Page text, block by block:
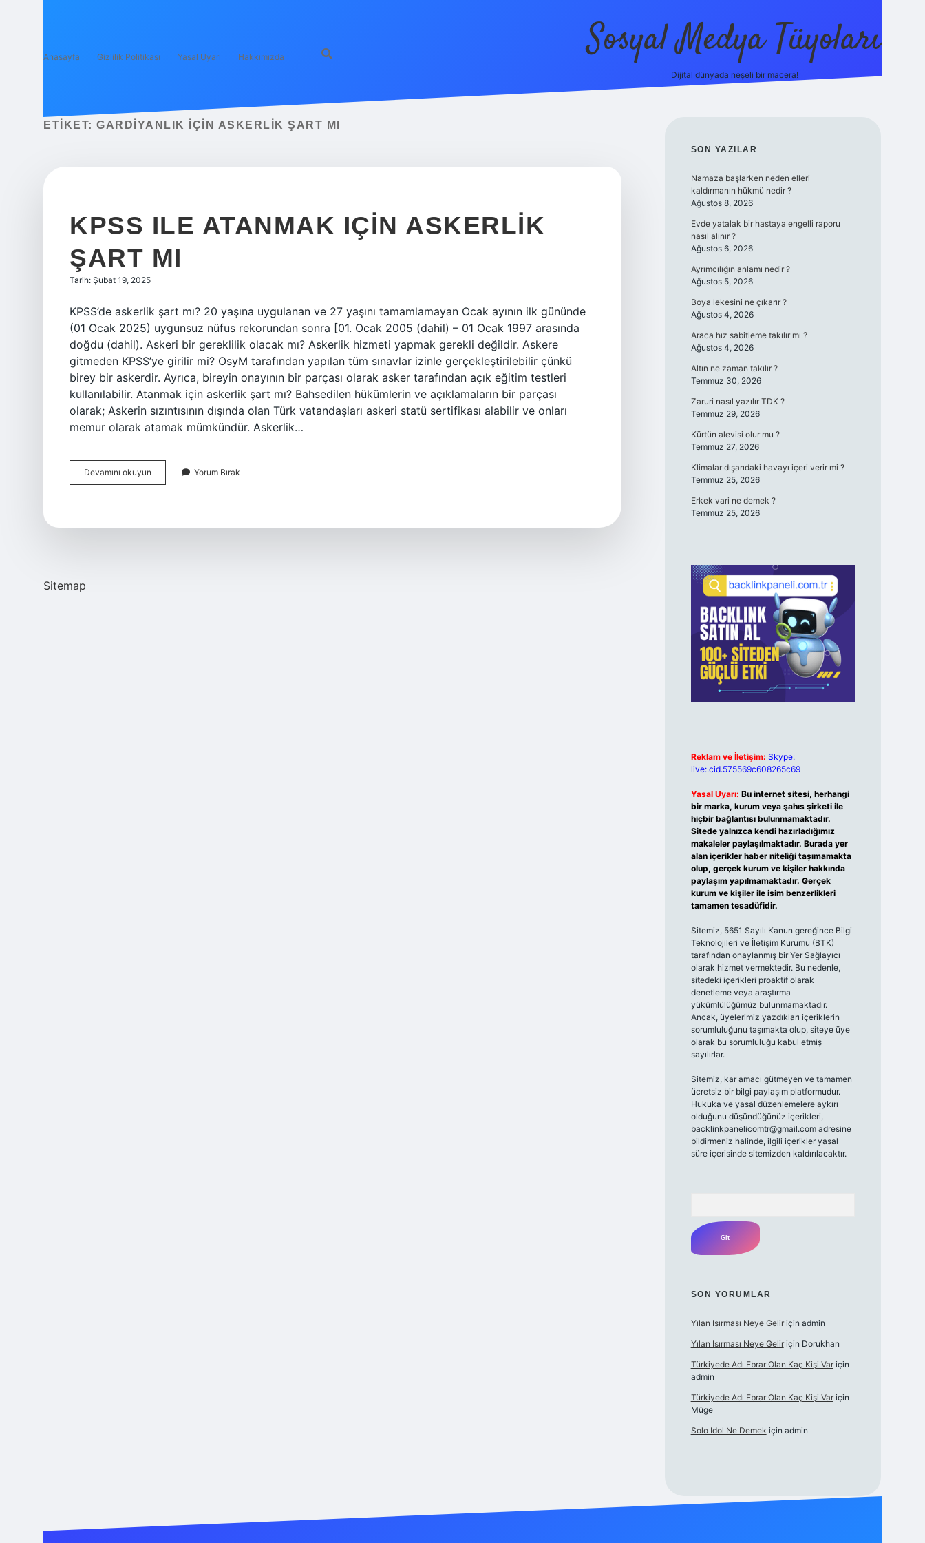
Anasayfa Gizlilik Politikası Yasal Uyarı Hakkımızda Sosyal Medya Tüyoları
Dijital dünyada neşeli bir macera!
ETIKET: GARDIYANLIK IÇIN ASKERLIK ŞART MI
KPSS ILE ATANMAK IÇIN ASKERLIK
ŞART MI
Tarih: Şubat 19, 2025
KPSS’de askerlik şart mı? 20 yaşına uygulanan ve 27 yaşını tamamlamayan Ocak ayının ilk gününde
(01 Ocak 2025) uygunsuz nüfus rekorundan sonra [01. Ocak 2005 (dahil) – 01 Ocak 1997 arasında
doğdu (dahil). Askeri bir gereklilik olacak mı? Askerlik hizmeti yapmak gerekli değildir. Askere
gitmeden KPSS’ye girilir mi? OsyM tarafından yapılan tüm sınavlar izinle gerçekleştirilebilir çünkü
birey bir askerdir. Ayrıca, bireyin onayının bir parçası olarak asker tarafından açık eğitim testleri
kullanılabilir. Atanmak için askerlik şart mı? Bahsedilen hükümlerin ve açıklamaların bir parçası
olarak; Askerin sızıntısının dışında olan Türk vatandaşları askeri statü sertifikası alabilir ve onları
memur olarak atamak mümkündür. Askerlik…
Devamını okuyun
Ile
Yorum Bırak
Sitemap
SIDEBAR
SON YAZILAR
Namaza başlarken neden elleri
kaldırmanın hükmü nedir ?
Ağustos 8, 2026
Evde yatalak bir hastaya engelli raporu
nasıl alınır ?
Ağustos 6, 2026
Ayrımcılığın anlamı nedir ?
Ağustos 5, 2026
Boya lekesini ne çıkarır ?
Ağustos 4, 2026
Araca hız sabitleme takılır mı ?
Ağustos 4, 2026
Altın ne zaman takılır ?
Temmuz 30, 2026
Zaruri nasıl yazılır TDK ?
Temmuz 29, 2026
Kürtün alevisi olur mu ?
Temmuz 27, 2026
Klimalar dışarıdaki havayı içeri verir mi ?
Temmuz 25, 2026
Erkek vari ne demek ?
Temmuz 25, 2026
Reklam ve İletişim: Skype:
live:.cid.575569c608265c69
Yasal Uyarı: Bu internet sitesi, herhangi
bir marka, kurum veya şahıs şirketi ile
hiçbir bağlantısı bulunmamaktadır.
Sitede yalnızca kendi hazırladığımız
makaleler paylaşılmaktadır. Burada yer
alan içerikler haber niteliği taşımamakta
olup, gerçek kurum ve kişiler hakkında
paylaşım yapılmamaktadır. Gerçek
kurum ve kişiler ile isim benzerlikleri
tamamen tesadüfidir.
Sitemiz, 5651 Sayılı Kanun gereğince Bilgi
Teknolojileri ve İletişim Kurumu (BTK)
tarafından onaylanmış bir Yer Sağlayıcı
olarak hizmet vermektedir. Bu nedenle,
sitedeki içerikleri proaktif olarak
denetleme veya araştırma
yükümlülüğümüz bulunmamaktadır.
Ancak, üyelerimiz yazdıkları içeriklerin
sorumluluğunu taşımakta olup, siteye üye
olarak bu sorumluluğu kabul etmiş
sayılırlar.
Sitemiz, kar amacı gütmeyen ve tamamen
ücretsiz bir bilgi paylaşım platformudur.
Hukuka ve yasal düzenlemelere aykırı
olduğunu düşündüğünüz içerikleri,
backlinkpanelicomtr@gmail.comadresine
bildirmeniz halinde, ilgili içerikler yasal
süre içerisinde sitemizden kaldırılacaktır.
SON YORUMLAR
Yılan Isırması Neye Geliriçin admin
Yılan Isırması Neye Geliriçin Dorukhan
Türkiyede Adı Ebrar Olan Kaç Kişi Variçin
admin
Türkiyede Adı Ebrar Olan Kaç Kişi Variçin
Müge
Solo Idol Ne Demek için admin